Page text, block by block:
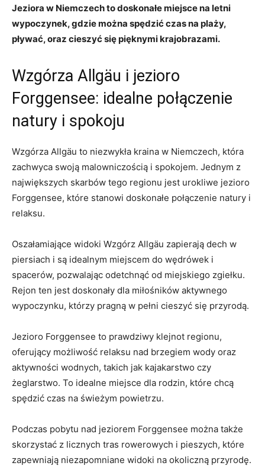
Jeziora w Niemczech to doskonałe miejsce na letni
wypoczynek, gdzie można spędzić czas na ‌plaży,
pływać, oraz cieszyć się pięknymi krajobrazami.
Wzgórza Allgäu i jezioro
Forggensee: idealne połączenie
natury ⁣i spokoju
Wzgórza Allgäu to niezwykła kraina w Niemczech, która
⁣zachwyca swoją malowniczością i spokojem. Jednym ‌z
największych skarbów tego regionu jest urokliwe jezioro
Forggensee, które stanowi‍ doskonałe połączenie natury i
relaksu.
Oszałamiające widoki ⁤Wzgórz Allgäu zapierają ⁣dech w
piersiach i są idealnym miejscem ⁤do wędrówek ⁣i
spacerów, pozwalając odetchnąć od miejskiego zgiełku.
Rejon ten jest doskonały dla miłośników aktywnego
wypoczynku, którzy pragną w pełni cieszyć się przyrodą.
Jezioro Forggensee to prawdziwy klejnot regionu,
oferujący możliwość relaksu nad brzegiem wody oraz
aktywności wodnych, takich​ jak‌ kajakarstwo czy
żeglarstwo. To idealne miejsce dla rodzin, które chcą
spędzić czas na ⁤świeżym powietrzu.
Podczas ⁢pobytu nad jeziorem Forggensee można także
skorzystać z licznych tras rowerowych i pieszych, które
zapewniają niezapomniane widoki na okoliczną przyrodę.